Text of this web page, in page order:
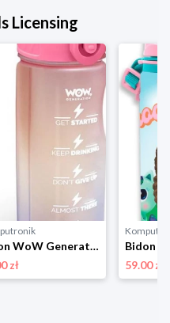
Licensing
Bidon WoW Generation 500 ml WOW00021 różowy Kids Licensing
zł
59.00 zł